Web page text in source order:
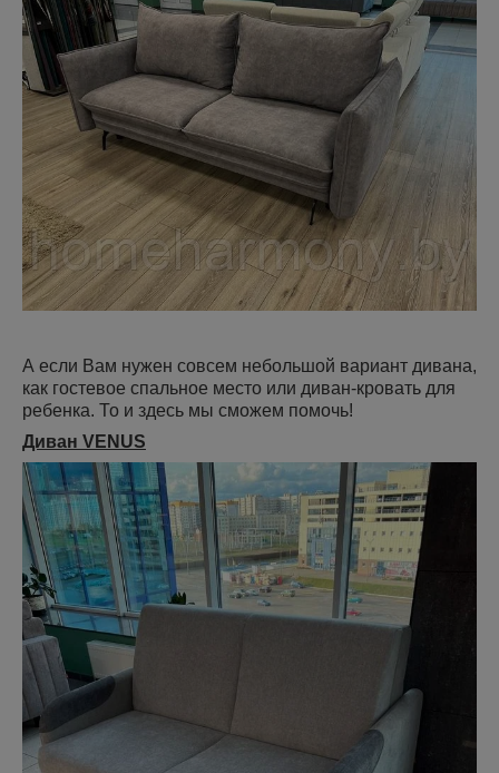
А если Вам нужен совсем небольшой вариант дивана,
как гостевое спальное место или диван-кровать для
ребенка. То и здесь мы сможем помочь!
Диван VENUS